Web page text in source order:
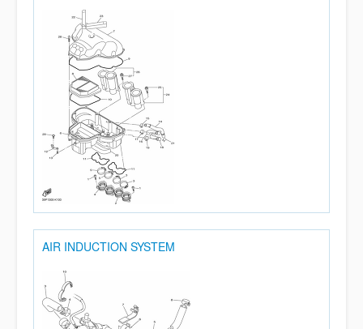
AIR INDUCTION SYSTEM